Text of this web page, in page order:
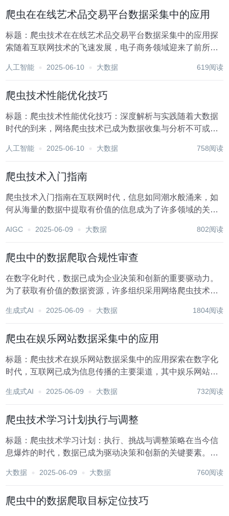
爬虫在在线艺术品交易平台数据采集中的应用
标题：爬虫技术在在线艺术品交易平台数据采集中的应用探
索随着互联网技术的飞速发展，电子商务领域迎来了前所未
家及广大艺术爱好者的桥梁，正逐渐成为艺术品市场的重要
人工智能 2025-06-10 大数据 619阅读
爬虫技术性能优化技巧
标题：爬虫技术性能优化技巧：深度解析与实践随着大数据
时代的到来，网络爬虫技术已成为数据收集与分析不可或缺
效、稳定地运行爬虫程序，成为了一个亟待解决的问题。本
人工智能 2025-06-10 大数据 758阅读
爬虫技术入门指南
爬虫技术入门指南在互联网时代，信息如同潮水般涌来，如
何从海量的数据中提取有价值的信息成为了许多领域的关键
生并迅速发展。本文旨在为初学者提供一份爬虫技术的入门
AIGC 2025-06-09 大数据 802阅读
爬虫中的数据爬取合规性审查
在数字化时代，数据已成为企业决策和创新的重要驱动力。
为了获取有价值的数据资源，许多组织采用网络爬虫技术从
行为，它受到法律法规、网站服务条款以及道德规范的约
生成式AI 2025-06-09 大数据 1804阅读
爬虫在娱乐网站数据采集中的应用
标题：爬虫技术在娱乐网站数据采集中的应用探索在数字化
时代，互联网已成为信息传播的主要渠道，其中娱乐网站作
台，蕴含着海量的数据资源。这些数据不仅对于娱乐行业内
生成式AI 2025-06-09 大数据 732阅读
爬虫技术学习计划执行与调整
标题：爬虫技术学习计划：执行、挑战与调整策略在当今信
息爆炸的时代，数据已成为驱动决策和创新的关键要素。爬
数据科学家以及希望从海量互联网资源中提取有价值信息的
大数据 2025-06-09 大数据 760阅读
爬虫中的数据爬取目标定位技巧